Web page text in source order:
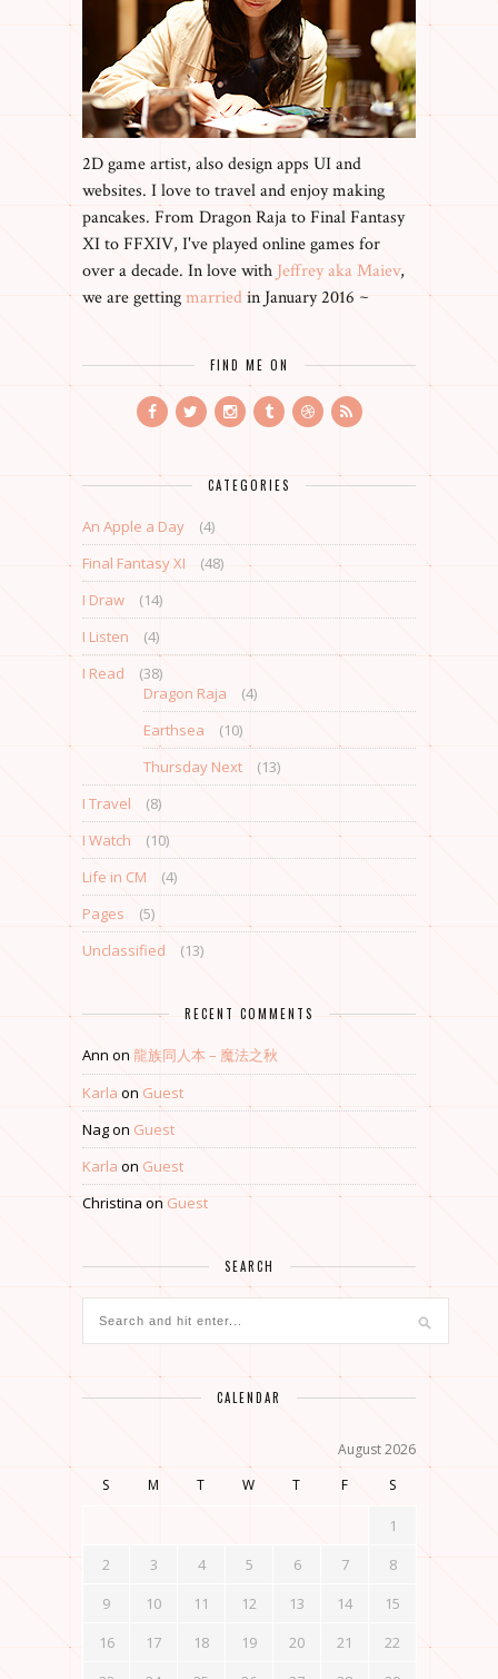
2D game artist, also design apps UI and
websites. I love to travel and enjoy making
pancakes. From Dragon Raja to Final Fantasy
XI to FFXIV, I've played online games for
over a decade. In love with Jeffrey aka Maiev,
we are gettingmarriedin January 2016 ~
FIND ME ON
CATEGORIES
An Apple a Day
(4)
Final Fantasy XI
(48)
I Draw
(14)
I Listen
(4)
I Read
(38)
Dragon Raja
(4)
Earthsea
(10)
Thursday Next
(13)
I Travel
(8)
I Watch
(10)
Life in CM
(4)
Pages
(5)
Unclassified
(13)
RECENT COMMENTS
Ann on 龍族同人本 – 魔法之秋
Karla on Guest
Nagon Guest
Karla on Guest
Christina on Guest
SEARCH
CALENDAR
August 2026
S
M T W T F S
1
2
3 4 5 6 7
8
9
10 11 12 13 14
15
16
17 18 19 20 21
22